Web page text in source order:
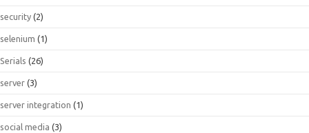
security (2)
selenium (1)
Serials (26)
server (3)
server integration (1)
social media (3)